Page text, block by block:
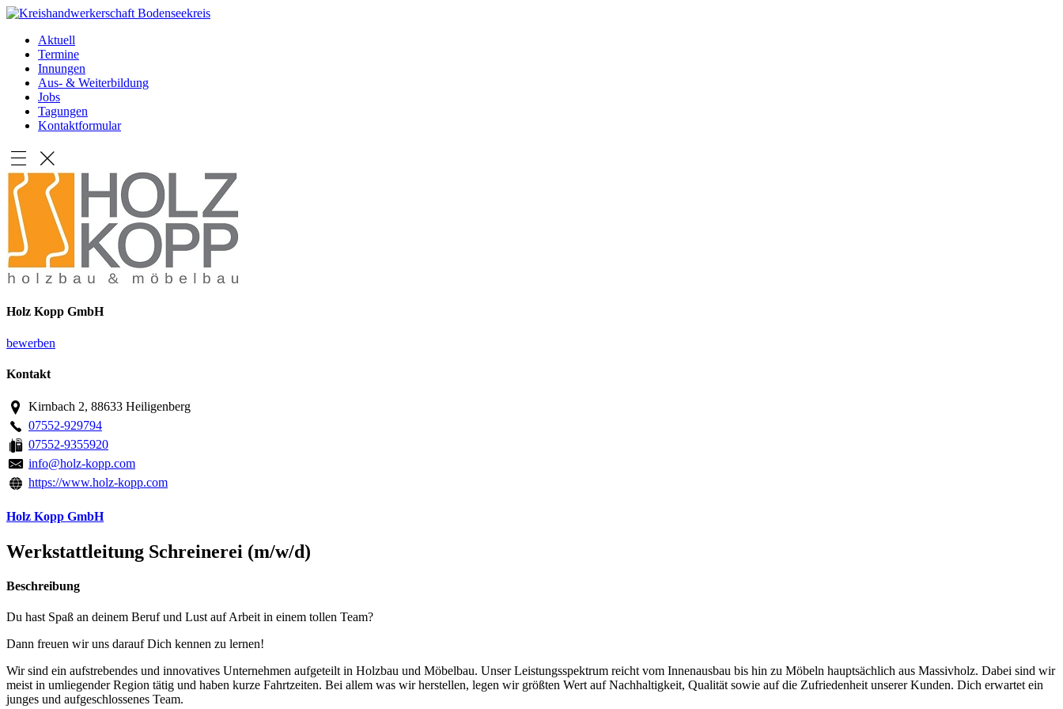
Aktuell
Termine
Innungen
Aus- & Weiterbildung
Jobs
Tagungen
Kontaktformular
Holz Kopp GmbH
bewerben
Kontakt
Kirnbach 2, 88633 Heiligenberg
07552-929794
07552-9355920
info@holz-kopp.com
https://www.holz-kopp.com
Holz Kopp GmbH
Werkstattleitung Schreinerei (m/w/d)
Beschreibung
Du hast Spaß an deinem Beruf und Lust auf Arbeit in einem tollen Team?
Dann freuen wir uns darauf Dich kennen zu lernen!
Wir sind ein aufstrebendes und innovatives Unternehmen aufgeteilt in Holzbau und Möbelbau. Unser Leistungsspektrum reicht vom Innenausbau bis hin zu Möbeln hauptsächlich aus Massivholz. Dabei sind wir
meist in umliegender Region tätig und haben kurze Fahrtzeiten. Bei allem was wir herstellen, legen wir größten Wert auf Nachhaltigkeit, Qualität sowie auf die Zufriedenheit unserer Kunden. Dich erwartet ein
junges und aufgeschlossenes Team.